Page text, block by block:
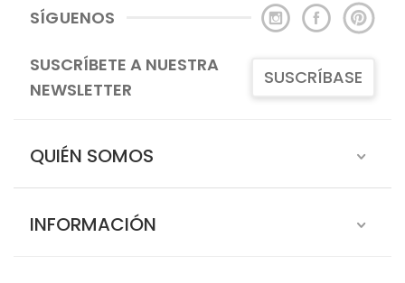
SÍGUENOS
SUSCRÍBETE A NUESTRA
NEWSLETTER
SUSCRÍBASE
QUIÉN SOMOS
INFORMACIÓN